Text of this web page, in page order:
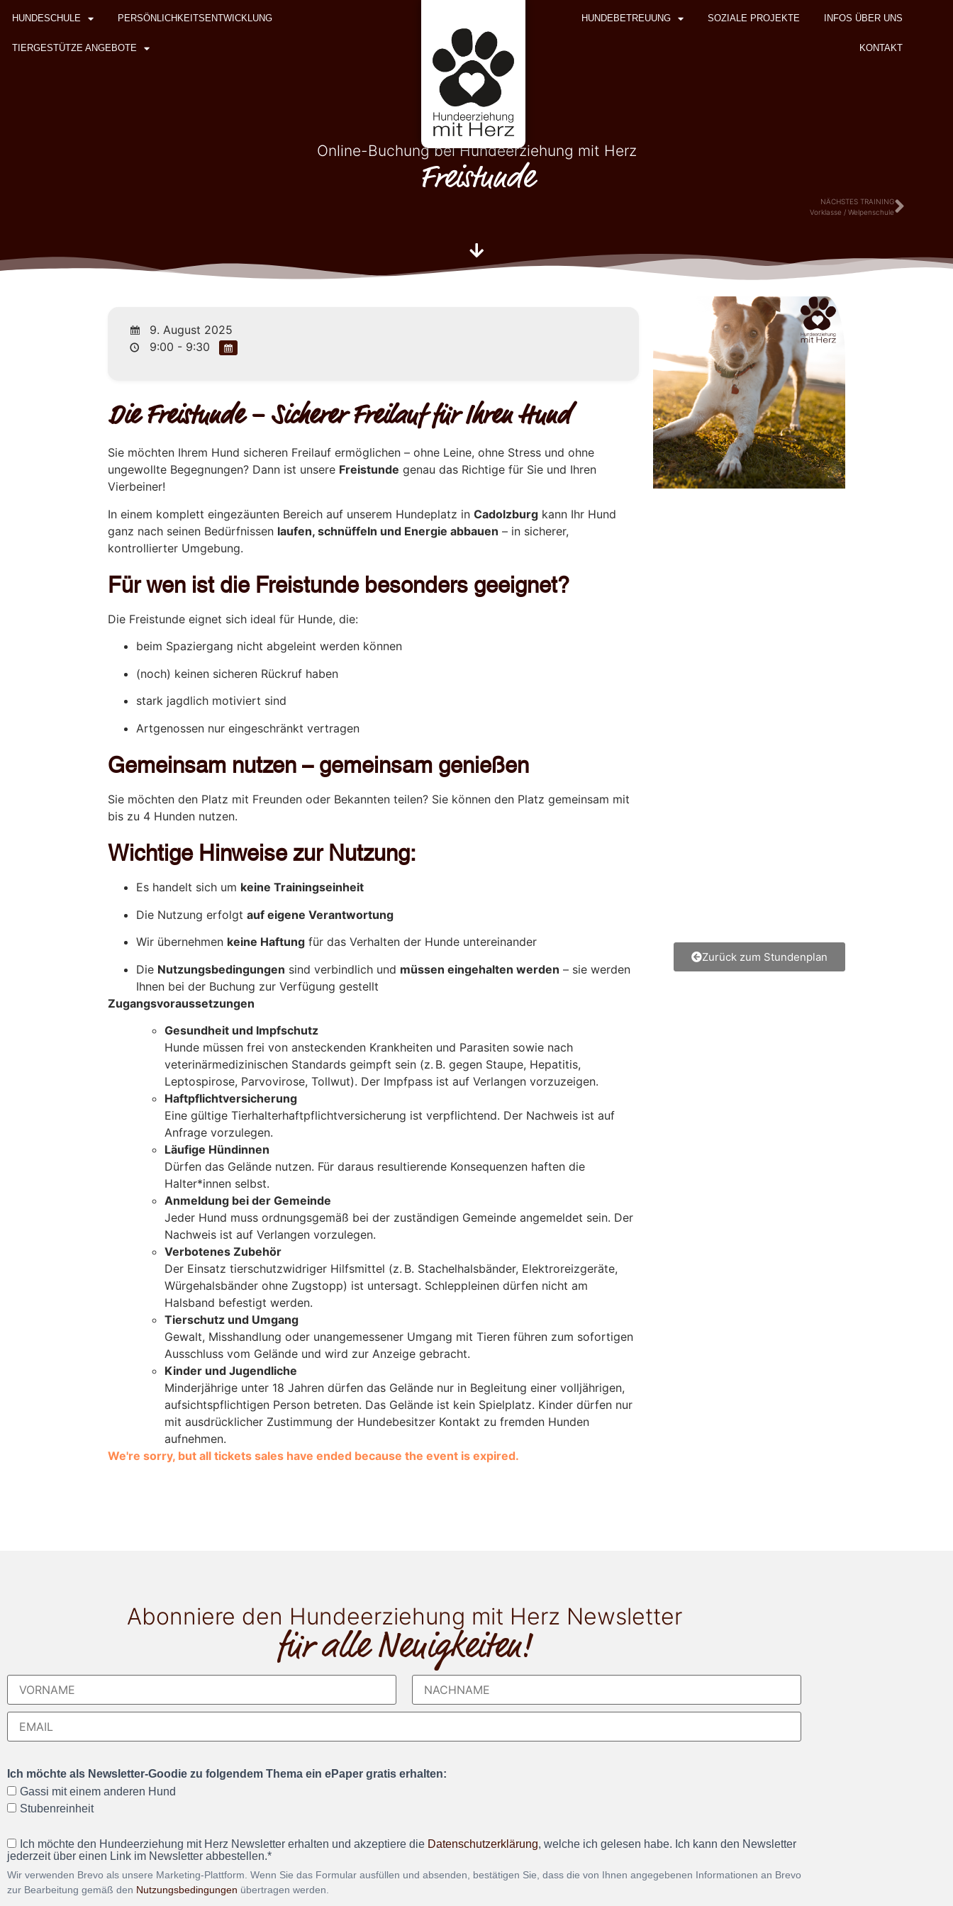
HUNDESCHULE PERSÖNLICHKEITSENTWICKLUNG
TIERGESTÜTZE ANGEBOTE
HUNDEBETREUUNG SOZIALE PROJEKTE INFOS ÜBER UNS
KONTAKT
Online-Buchung bei Hundeerziehung mit Herz
Freistunde
NÄCHSTES TRAINING
Vorklasse / Welpenschule
9. August 2025
9:00 - 9:30
Die Freistunde – Sicherer Freilauf für Ihren Hund
Sie möchten Ihrem Hund sicheren Freilauf ermöglichen – ohne Leine, ohne Stress und ohne
ungewollte Begegnungen? Dann ist unsere Freistunde genau das Richtige für Sie und Ihren
Vierbeiner!
In einem komplett eingezäunten Bereich auf unserem Hundeplatz inCadolzburg kann Ihr Hund
ganz nach seinen Bedürfnissen laufen, schnüffeln und Energie abbauen – in sicherer,
kontrollierter Umgebung.
Für wen ist die Freistunde besonders geeignet?
Die Freistunde eignet sich ideal für Hunde, die:
beim Spaziergang nicht abgeleint werden können
(noch) keinen sicheren Rückruf haben
stark jagdlich motiviert sind
Artgenossen nur eingeschränkt vertragen
Gemeinsam nutzen – gemeinsam genießen
Sie möchten den Platz mit Freunden oder Bekannten teilen? Sie können den Platz gemeinsam mit
bis zu 4 Hunden nutzen.
Wichtige Hinweise zur Nutzung:
Es handelt sich um keine Trainingseinheit
Die Nutzung erfolgtauf eigene Verantwortung
Wir übernehmen keine Haftung für das Verhalten der Hunde untereinander
Die Nutzungsbedingungen sind verbindlich und müssen eingehalten werden – sie werden
Ihnen bei der Buchung zur Verfügung gestellt
Zugangsvoraussetzungen
Gesundheit und Impfschutz
Hunde müssen frei von ansteckenden Krankheiten und Parasiten sowie nach
veterinärmedizinischen Standards geimpft sein (z. B. gegen Staupe, Hepatitis,
Leptospirose, Parvovirose, Tollwut). Der Impfpass ist auf Verlangen vorzuzeigen.
Haftpflichtversicherung
Eine gültige Tierhalterhaftpflichtversicherung ist verpflichtend. Der Nachweis ist auf
Anfrage vorzulegen.
Läufige Hündinnen
Dürfen das Gelände nutzen. Für daraus resultierende Konsequenzen haften die
Halter*innen selbst.
Anmeldung bei der Gemeinde
Jeder Hund muss ordnungsgemäß bei der zuständigen Gemeinde angemeldet sein. Der
Nachweis ist auf Verlangen vorzulegen.
Verbotenes Zubehör
Der Einsatz tierschutzwidriger Hilfsmittel (z. B. Stachelhalsbänder, Elektroreizgeräte,
Würgehalsbänder ohne Zugstopp) ist untersagt. Schleppleinen dürfen nicht am
Halsband befestigt werden.
Tierschutz und Umgang
Gewalt, Misshandlung oder unangemessener Umgang mit Tieren führen zum sofortigen
Ausschluss vom Gelände und wird zur Anzeige gebracht.
Kinder und Jugendliche
Minderjährige unter 18 Jahren dürfen das Gelände nur in Begleitung einer volljährigen,
aufsichtspflichtigen Person betreten. Das Gelände ist kein Spielplatz. Kinder dürfen nur
mit ausdrücklicher Zustimmung der Hundebesitzer Kontakt zu fremden Hunden
aufnehmen.
We're sorry, but all tickets sales have ended because the event is expired.
Zurück zum Stundenplan
Abonniere den Hundeerziehung mit Herz Newsletter
für alle Neuigkeiten!
Ich möchte als Newsletter-Goodie zu folgendem Thema ein ePaper gratis erhalten:
Gassi mit einem anderen Hund
Stubenreinheit
Ich möchte den Hundeerziehung mit Herz Newsletter erhalten und akzeptiere die Datenschutzerklärung, welche ich gelesen habe. Ich kann den Newsletter
jederzeit über einen Link im Newsletter abbestellen.*
Wir verwenden Brevo als unsere Marketing-Plattform. Wenn Sie das Formular ausfüllen und absenden, bestätigen Sie, dass die von Ihnen angegebenen Informationen an Brevo
zur Bearbeitung gemäß den Nutzungsbedingungen übertragen werden.